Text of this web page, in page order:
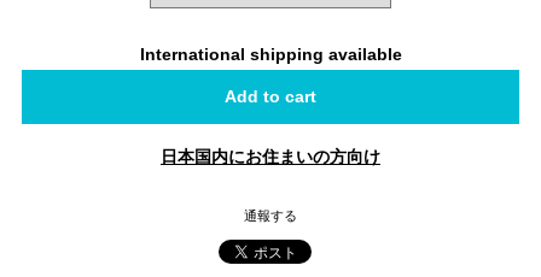
International shipping available
Add to cart
日本国内にお住まいの方向け
通報する